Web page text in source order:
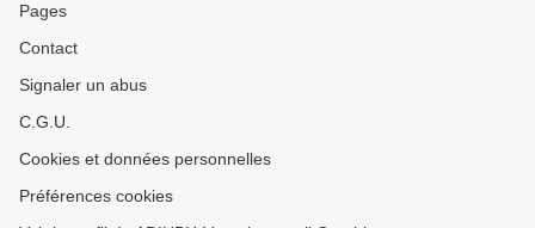
Pages
Contact
Signaler un abus
C.G.U.
Cookies et données personnelles
Préférences cookies